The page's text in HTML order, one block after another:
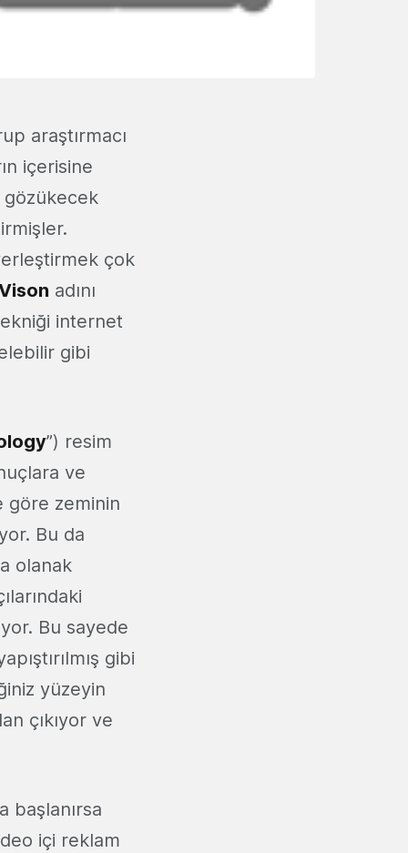
araştırmacı
içerisine
gözükecek
çok
adını
internet
gibi
”) resim
ve
göre zeminin
Bu da
olanak
Bu sayede
gibi
yüzeyin
çıkıyor ve
başlanırsa
içi reklam